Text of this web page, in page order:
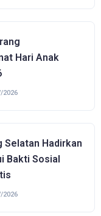
Hari Anak
2026
Selatan Hadirkan
Bakti Sosial
2026